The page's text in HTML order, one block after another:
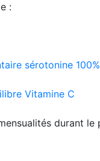
:
sérotonine
Vitamine C
durant le